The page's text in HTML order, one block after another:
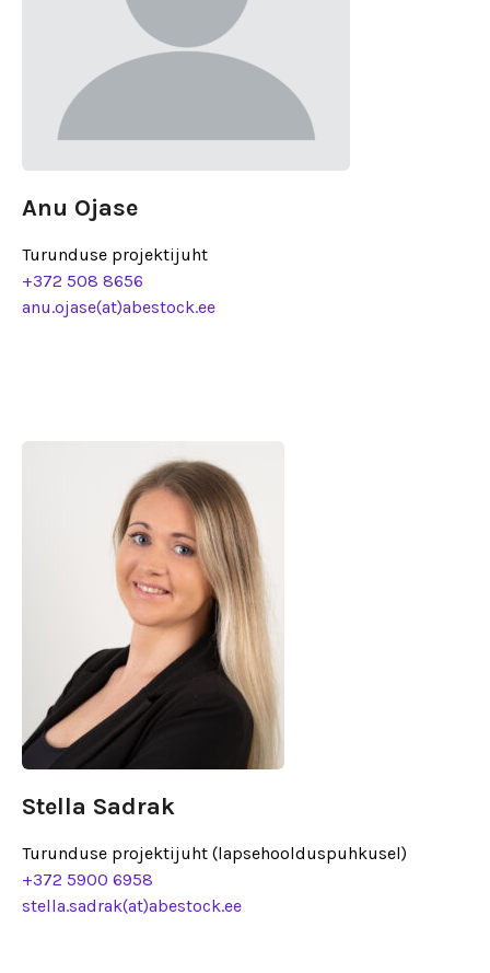
Anu Ojase
Turunduse projektijuht
+372 508 8656
anu.ojase(at)abestock.ee
Stella Sadrak
Turunduse projektijuht (lapsehoolduspuhkusel)
+372 5900 6958
stella.sadrak(at)abestock.ee